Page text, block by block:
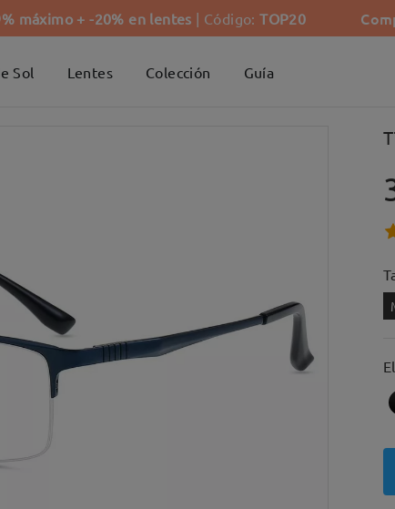
máximo + -20% en lentes | Código:TOP20
Sol Lentes Colección Guía